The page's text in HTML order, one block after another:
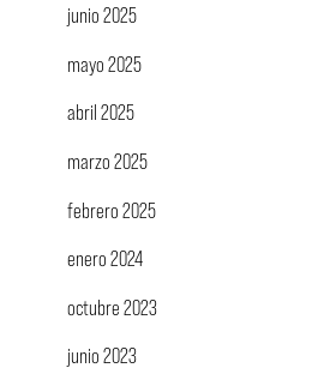
junio 2025
mayo 2025
abril 2025
marzo 2025
febrero 2025
enero 2024
octubre 2023
junio 2023